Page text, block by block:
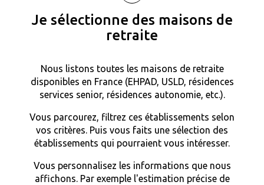
Je sélectionne des maisons de
retraite
Nous listons toutes les maisons de retraite
disponibles en France (EHPAD, USLD, résidences
services senior, résidences autonomie, etc.).
Vous parcourez, filtrez ces établissements selon
vos critères. Puis vous faits une sélection des
établissements qui pourraient vous intéresser.
Vous personnalisez les informations que nous
affichons. Par exemple l'estimation précise de